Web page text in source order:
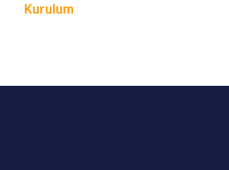
Kurulum